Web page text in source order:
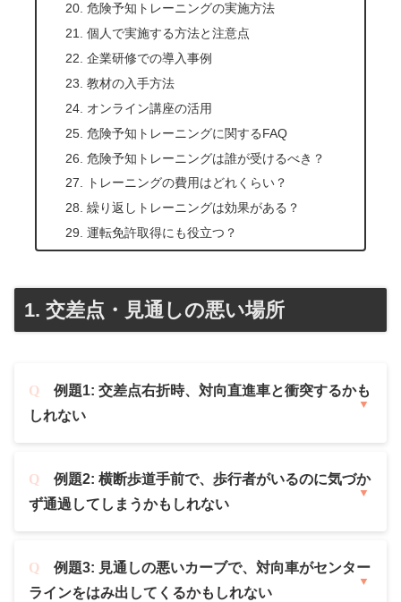
危険予知トレーニングの実施方法
個人で実施する方法と注意点
企業研修での導入事例
教材の入手方法
オンライン講座の活用
危険予知トレーニングに関するFAQ
危険予知トレーニングは誰が受けるべき？
トレーニングの費用はどれくらい？
繰り返しトレーニングは効果がある？
運転免許取得にも役立つ？
1. 交差点・見通しの悪い場所
例題1: 交差点右折時、対向直進車と衝突するかも
しれない
例題2: 横断歩道手前で、歩行者がいるのに気づか
ず通過してしまうかもしれない
例題3: 見通しの悪いカーブで、対向車がセンター
ラインをはみ出してくるかもしれない